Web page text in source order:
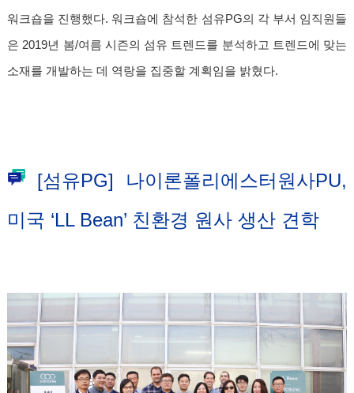
워크숍을 진행했다. 워크숍에 참석한 섬유PG의 각 부서 임직원들
은 2019년 봄/여름 시즌의 섬유 트렌드를 분석하고 트렌드에 맞는
소재를 개발하는 데 역랑을 집중할 계획임을 밝혔다.
[섬유PG] 나이론폴리에스터원사PU,
미국 ‘LL Bean’ 친환경 원사 생산 견학